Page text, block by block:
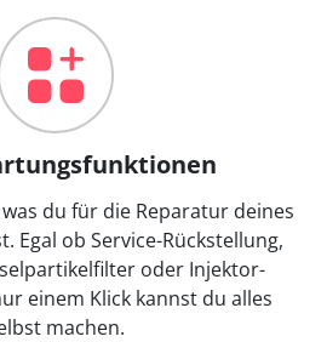
du für die Reparatur deines
Egal ob Service-Rückstellung,
oder Injektor-
einem Klick kannst du alles
machen.